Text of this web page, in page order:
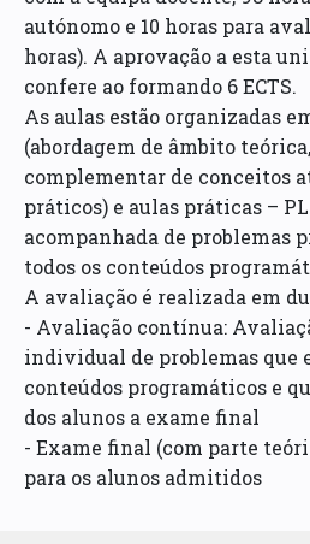
autónomo e 10 horas para
horas). A aprovação a esta
confere ao formando 6 ECTS.
As aulas estão organizadas
(abordagem de âmbito
complementar de conceitos
práticos) e aulas práticas –
acompanhada de problemas
todos os conteúdos
A avaliação é realizada em
- Avaliação contínua:
individual de problemas que
conteúdos programáticos e
dos alunos a exame final
- Exame final (com parte
para os alunos admitidos